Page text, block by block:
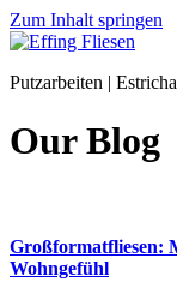
Zum Inhalt springen
Putzarbeiten |
Our Blog
Großformatfliesen:
Wohngefühl